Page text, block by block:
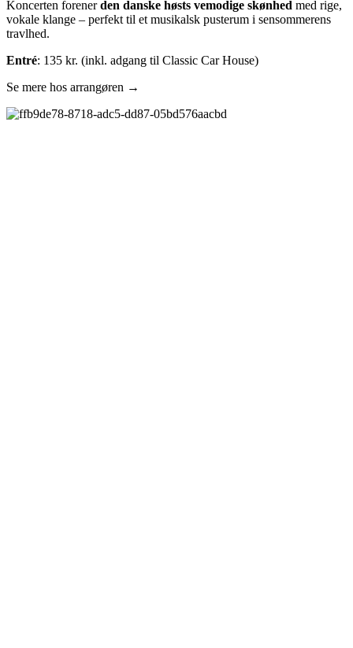
Koncerten forenerden danske høsts vemodige skønhed med rige,
vokale klange – perfekt til et musikalsk pusterum i sensommerens
travlhed.
Entré: 135 kr. (inkl. adgang til Classic Car House)
Se mere hos arrangøren →